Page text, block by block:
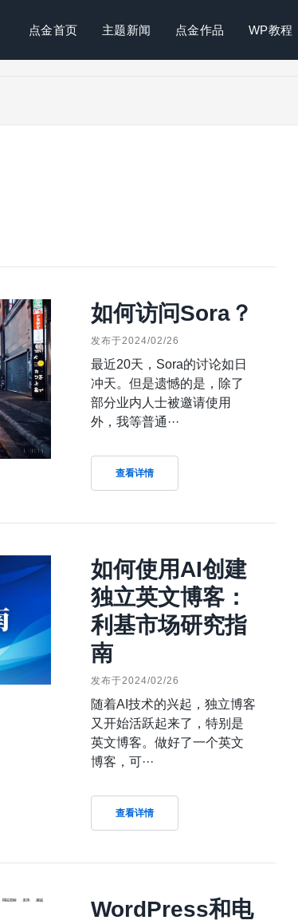
点金首页 主题新闻 点金作品 WP教程
如何访问Sora？
发布于2024/02/26
最近20天，Sora的讨论如日
冲天。但是遗憾的是，除了
部分业内人士被邀请使用
外，我等普通···
查看详情
如何使用AI创建
独立英文博客：
利基市场研究指
南
发布于2024/02/26
随着AI技术的兴起，独立博客
又开始活跃起来了，特别是
英文博客。做好了一个英文
博客，可···
查看详情
WordPress和电